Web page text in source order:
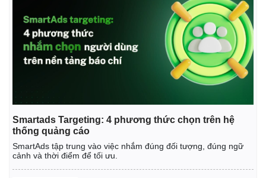
Quan sát
Cuộc sống đó đây
Hồ sơ
Video
Ảnh
Infographic
Smartads Targeting: 4 phương thức chọn trên hệ
thống quảng cáo
SmartAds tập trung vào việc nhắm đúng đối tượng, đúng ngữ
cảnh và thời điểm để tối ưu.